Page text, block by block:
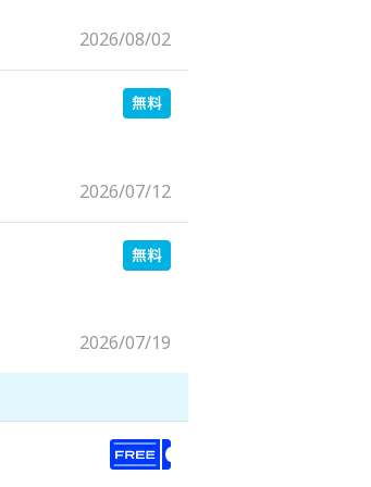
2026/08/02
2026/07/12
2026/07/19